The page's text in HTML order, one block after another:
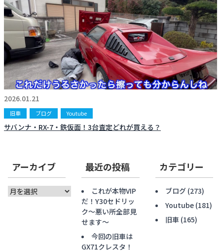
2026.01.21
旧車 ブログ Youtube
サバンナ・RX-7・鉄仮面！3台査定どれが買える？
アーカイブ
ア
最近の投稿
これが本物VIP
だ！Y30セドリッ
ク〜悪い所全部見
せます〜
今回の旧車は
GX71クレスタ！
カテゴリー
ブログ(273)
Youtube(181)
旧車 (165)